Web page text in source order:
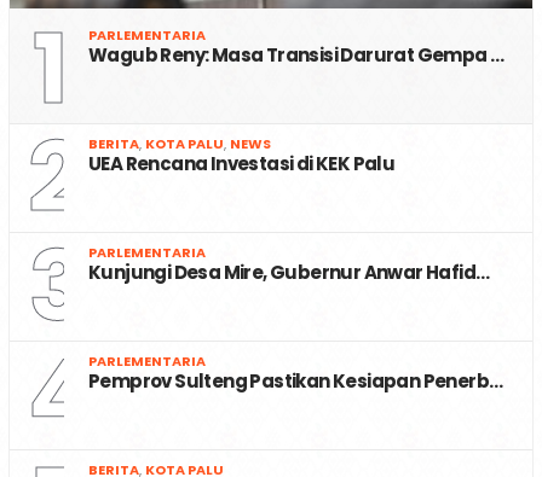
1 PARLEMENTARIA
Wagub Reny: Masa Transisi Darurat Gempa …
2 BERITA, KOTA PALU, NEWS
UEA Rencana Investasi di KEK Palu
3 PARLEMENTARIA
Kunjungi Desa Mire, Gubernur Anwar Hafid…
4 PARLEMENTARIA
Pemprov Sulteng Pastikan Kesiapan Penerb…
BERITA, KOTA PALU